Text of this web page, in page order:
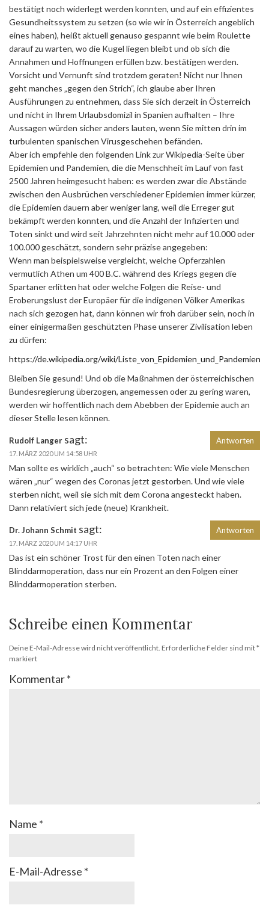
bestätigt noch widerlegt werden konnten, und auf ein effizientes
Gesundheitssystem zu setzen (so wie wir in Österreich angeblich
eines haben), heißt aktuell genauso gespannt wie beim Roulette
darauf zu warten, wo die Kugel liegen bleibt und ob sich die
Annahmen und Hoffnungen erfüllen bzw. bestätigen werden.
Vorsicht und Vernunft sind trotzdem geraten! Nicht nur Ihnen
geht manches „gegen den Strich“, ich glaube aber Ihren
Ausführungen zu entnehmen, dass Sie sich derzeit in Österreich
und nicht in Ihrem Urlaubsdomizil in Spanien aufhalten – Ihre
Aussagen würden sicher anders lauten, wenn Sie mitten drin im
turbulenten spanischen Virusgeschehen befänden.
Aber ich empfehle den folgenden Link zur Wikipedia-Seite über
Epidemien und Pandemien, die die Menschheit im Lauf von fast
2500 Jahren heimgesucht haben: es werden zwar die Abstände
zwischen den Ausbrüchen verschiedener Epidemien immer kürzer,
die Epidemien dauern aber weniger lang, weil die Erreger gut
bekämpft werden konnten, und die Anzahl der Infizierten und
Toten sinkt und wird seit Jahrzehnten nicht mehr auf 10.000 oder
100.000 geschätzt, sondern sehr präzise angegeben:
Wenn man beispielsweise vergleicht, welche Opferzahlen
vermutlich Athen um 400 B.C. während des Kriegs gegen die
Spartaner erlitten hat oder welche Folgen die Reise- und
Eroberungslust der Europäer für die indigenen Völker Amerikas
nach sich gezogen hat, dann können wir froh darüber sein, noch in
einer einigermaßen geschützten Phase unserer Zivilisation leben
zu dürfen:
https://de.wikipedia.org/wiki/Liste_von_Epidemien_und_Pandemien
Bleiben Sie gesund! Und ob die Maßnahmen der österreichischen
Bundesregierung überzogen, angemessen oder zu gering waren,
werden wir hoffentlich nach dem Abebben der Epidemie auch an
dieser Stelle lesen können.
Rudolf Langer sagt:
17. MÄRZ 2020 UM 14:58 UHR
Man sollte es wirklich „auch“ so betrachten: Wie viele Menschen
wären „nur“ wegen des Coronas jetzt gestorben. Und wie viele
sterben nicht, weil sie sich mit dem Corona angesteckt haben.
Dann relativiert sich jede (neue) Krankheit.
Antworten
Dr. Johann Schmit sagt:
17. MÄRZ 2020 UM 14:17 UHR
Das ist ein schöner Trost für den einen Toten nach einer
Blinddarmoperation, dass nur ein Prozent an den Folgen einer
Blinddarmoperation sterben.
Antworten
Schreibe einen Kommentar
Deine E-Mail-Adresse wird nicht veröffentlicht. Erforderliche Felder sind mit*
markiert
Kommentar*
Name *
E-Mail-Adresse *